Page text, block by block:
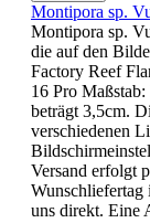
Montipora sp.
Montipora sp.
die auf den
Factory Reef
16 Pro
beträgt 3,5cm.
verschiedenen
Versand erfolgt
Wunschliefertag
uns direkt. Eine